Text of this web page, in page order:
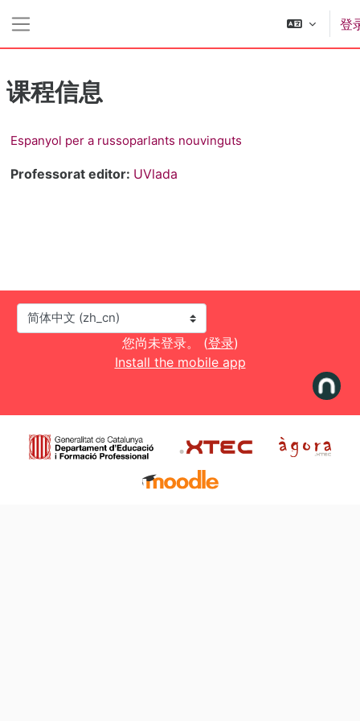
登
课程信息
Espanyol per a russoparlants nouvinguts
Professorat editor: UVlada
语言
您尚未登录。 (登录)
Install the mobile app